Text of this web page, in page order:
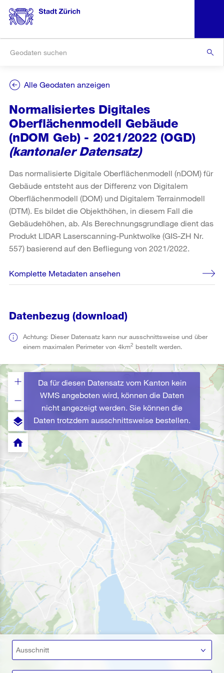
Alle Geodaten anzeigen
Normalisiertes Digitales
Oberflächenmodell Gebäude
(nDOM Geb) - 2021/2022 (OGD)
(kantonaler Datensatz)
Das normalisierte Digitale Oberflächenmodell (nDOM) für
Gebäude entsteht aus der Differenz von Digitalem
Oberflächenmodell (DOM) und Digitalem Terrainmodell
(DTM). Es bildet die Objekthöhen, in diesem Fall die
Gebäudehöhen, ab. Als Berechnungsgrundlage dient das
Produkt LIDAR Laserscanning-Punktwolke (GIS-ZH Nr.
557) basierend auf den Befliegung von 2021/2022.
Komplette Metadaten ansehen
Datenbezug (download)
Achtung: Dieser Datensatz kann nur ausschnittsweise und über
einem maximalen Perimeter von 4km2 bestellt werden.
Da für diesen Datensatz vom Kanton kein
WMS angeboten wird, können die Daten
nicht angezeigt werden. Sie können die
Daten trotzdem ausschnittsweise bestellen.
layers
home
Ausschnitt